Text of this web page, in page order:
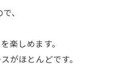
、
楽しめます。
がほとんどです。